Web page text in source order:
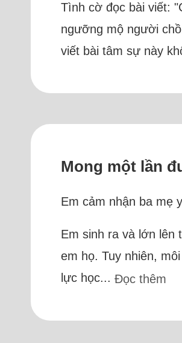
Tình cờ đọc bài viết:
ngưỡng mộ người
viết bài tâm sự này
Mong một lần
Em cảm nhận ba mẹ
Em sinh ra và lớn lên
em họ. Tuy nhiên,
lực học... Đọc thêm